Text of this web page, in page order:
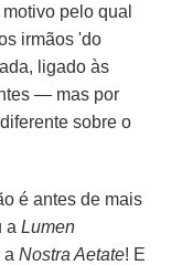
pelo qual
irmãos 'do
ligado às
— mas por
sobre o
é antes de mais
aLumen
aNostra Aetate! E